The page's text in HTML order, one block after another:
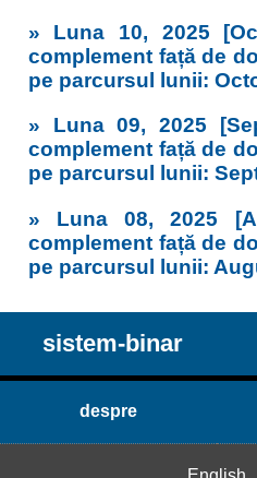
» Luna 10, 2025
complement față de
pe parcursul lunii:
» Luna 09, 2025
complement față de
pe parcursul lunii:
» Luna 08, 2025
complement față de
pe parcursul lunii:
sistem-binar
despre